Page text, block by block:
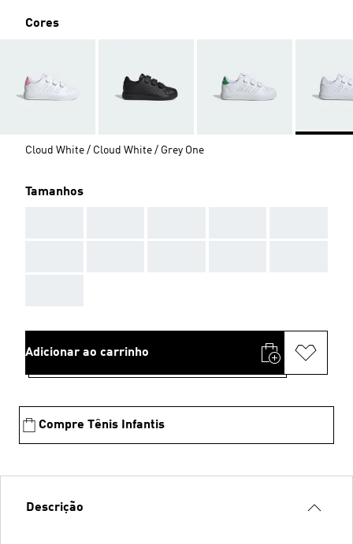
Cores
Cloud White / Cloud White / Grey One
Tamanhos
Adicionar ao carrinho
Compre Tênis Infantis
Descrição